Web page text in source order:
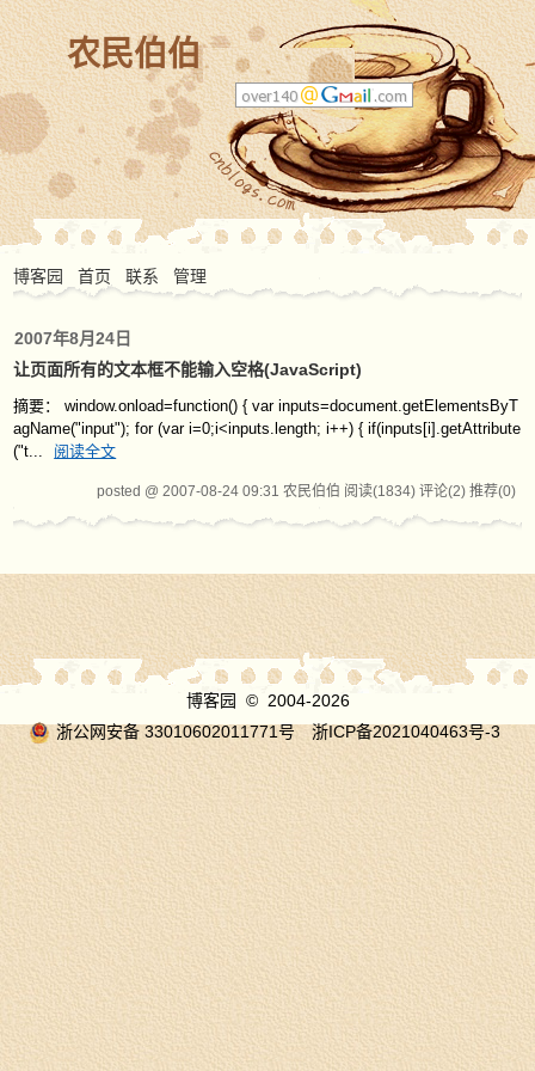
农民伯伯
博客园 首页 联系 管理
2007年8月24日
让页面所有的文本框不能输入空格(JavaScript)
摘要： window.onload=function() { var inputs=document.getElementsByT
agName("input"); for (var i=0;i<inputs.length; i++) { if(inputs[i].getAttribute
("t...
阅读全文
posted @ 2007-08-24 09:31 农民伯伯 阅读(1834) 评论(2) 推荐(0)
博客园
© 2004-2026
浙公网安备 33010602011771号
浙ICP备2021040463号-3